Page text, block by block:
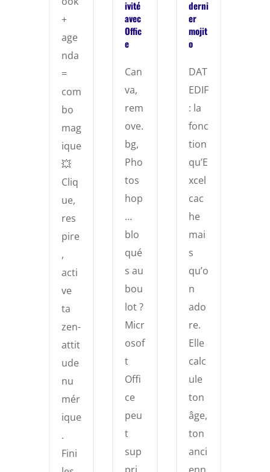
+
age
nda
=
com
bo
mag
ique
💥
Cliq
ue,
res
pire
,
acti
ve
ta
zen-
attit
ude
nu
mér
ique
.
Fini
ivité
avec
Offic
e
Can
va,
rem
ove.
bg,
Pho
tos
hop
…
blo
qué
s au
bou
lot ?
Micr
osof
t
Offi
ce
peu
t
sup
derni
er
mojit
o
DAT
EDIF
: la
fonc
tion
qu’E
xcel
cac
he
mai
s
qu’o
n
ado
re.
Elle
calc
ule
ton
âge,
ton
anci